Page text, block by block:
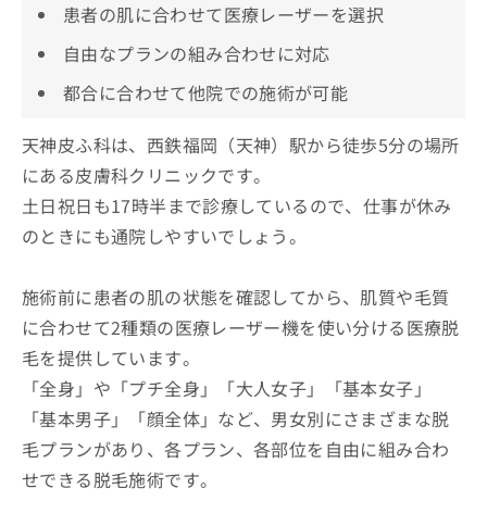
患者の肌に合わせて医療レーザーを選択
自由なプランの組み合わせに対応
都合に合わせて他院での施術が可能
天神皮ふ科は、西鉄福岡（天神）駅から徒歩5分の場所
にある皮膚科クリニックです。
土日祝日も17時半まで診療しているので、仕事が休み
のときにも通院しやすいでしょう。
施術前に患者の肌の状態を確認してから、肌質や毛質
に合わせて2種類の医療レーザー機を使い分ける医療脱
毛を提供しています。
「全身」や「プチ全身」「大人女子」「基本女子」
「基本男子」「顔全体」など、男女別にさまざまな脱
毛プランがあり、各プラン、各部位を自由に組み合わ
せできる脱毛施術です。